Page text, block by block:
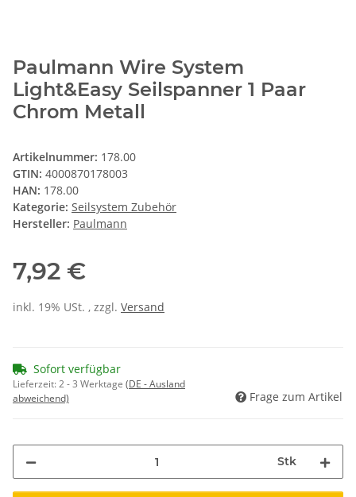
Paulmann Wire System
Light&Easy Seilspanner 1 Paar
Chrom Metall
Artikelnummer: 178.00
GTIN: 4000870178003
HAN: 178.00
Kategorie: Seilsystem Zubehör
Hersteller: Paulmann
7,92 €
inkl. 19% USt. , zzgl. Versand
Sofort verfügbar
Lieferzeit:2 - 3 Werktage (DE - Ausland
abweichend)
Frage zum Artikel
Stk